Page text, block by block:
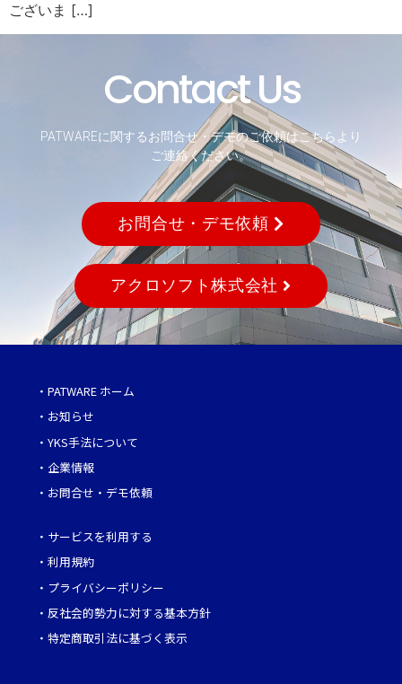
ございま […]
Contact Us
PATWAREに関するお問合せ・デモのご依頼はこちらより
ご連絡ください。
お問合せ・デモ依頼
アクロソフト株式会社
・ PATWARE ホーム
・ お知らせ
・ YKS手法について
・ 企業情報
・ お問合せ・デモ依頼
・ サービスを利用する
・ 利用規約
・ プライバシーポリシー
・ 反社会的勢力に対する基本方針
・ 特定商取引法に基づく表示